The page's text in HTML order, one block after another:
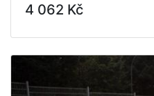
4 062 Kč